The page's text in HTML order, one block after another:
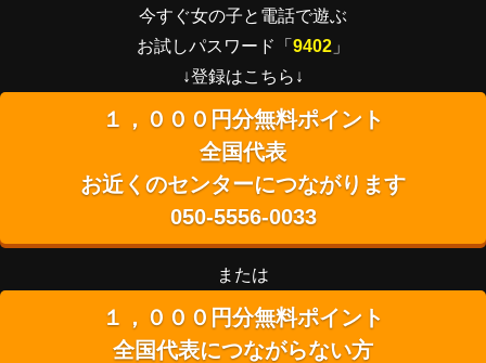
今すぐ女の子と電話で遊ぶ
お試しパスワード「 9402 」
↓登録はこちら↓
１，０００円分無料ポイント
全国代表
お近くのセンターにつながります
050-5556-0033
または
１，０００円分無料ポイント
全国代表につながらない方